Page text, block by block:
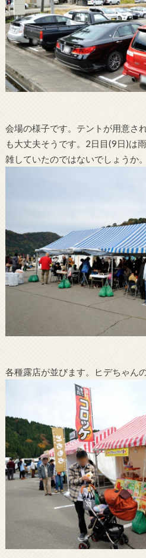
会場の様子です。テントが用意さ
も大丈夫そうです。2日目(9日)は
雑していたのではないでしょうか。
各種露店が並びます。ヒデちゃん